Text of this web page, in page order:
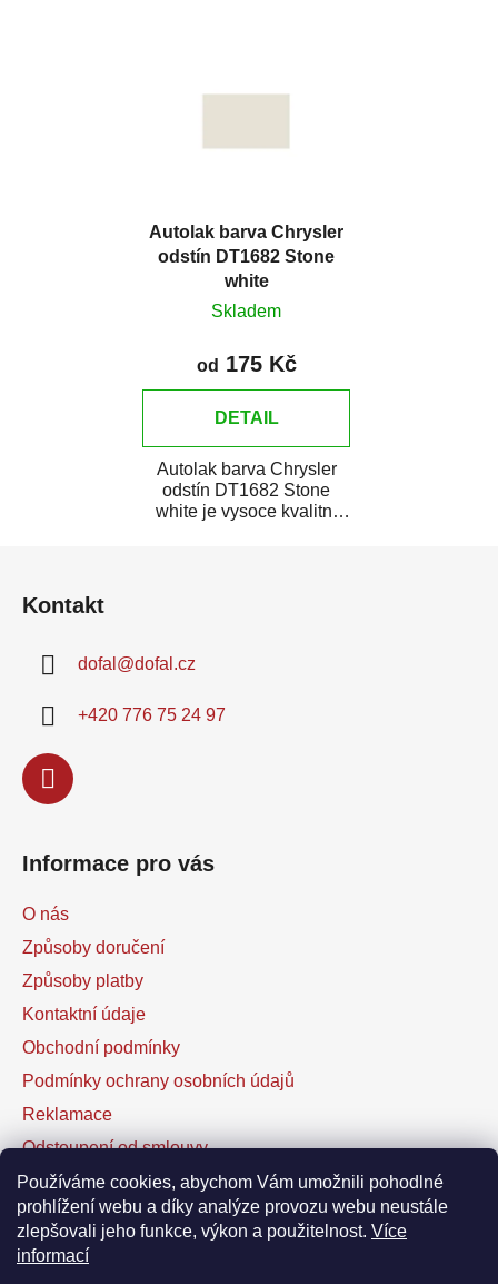
Používáme cookies, abychom Vám umožnili pohodlné
prohlížení webu a díky analýze provozu webu neustále
zlepšovali jeho funkce, výkon a použitelnost. Více
informací
Autolak barva Chrysler
odstín DT1682 Stone
white
Skladem
od 175 Kč
DETAIL
Autolak barva Chrysler
odstín DT1682 Stone
white je vysoce kvalitní
Kontakt
dofal @dofal.cz
+420 776 75 24 97
Informace pro vás
O nás
Způsoby doručení
Způsoby platby
Kontaktní údaje
Obchodní podmínky
Podmínky ochrany osobních údajů
Reklamace
Odstoupení od smlouvy
Kontaktní formulář
Facebook